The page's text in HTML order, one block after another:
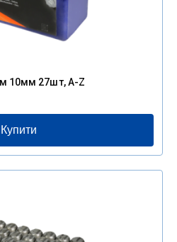
10мм 27шт, A-Z
Купити